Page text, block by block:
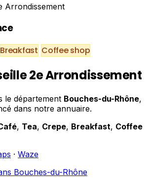
Arrondissement
Breakfast Coffee shop
2e Arrondissement
le département Bouches-du-Rhône,
dans notre annuaire.
, Tea, Crepe, Breakfast, Coffee
· Waze
Bouches-du-Rhône